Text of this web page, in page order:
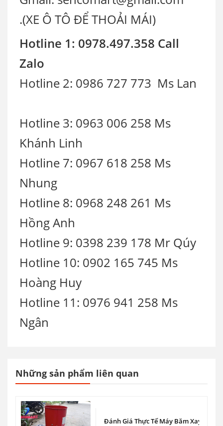
.(XE Ô TÔ ĐỂ THOẢI MÁI)
Hotline 1: 0978.497.358 Call
Zalo
Hotline 2: 0986 727 773 Ms Lan
Hotline 3: 0963 006 258 Ms
Khánh Linh
Hotline 7: 0967 618 258 Ms
Nhung
Hotline 8: 0968 248 261 Ms
Hồng Anh
Hotline 9: 0398 239 178 Mr Qúy
Hotline 10: 0902 165 745 Ms
Hoàng Huy
Hotline 11: 0976 941 258 Ms
Ngân
Những sản phẩm liên quan
Xích, Lạp Xưởng [Inox Chuẩn] Đánh Giá Thực Tế Máy Băm Xay Rau